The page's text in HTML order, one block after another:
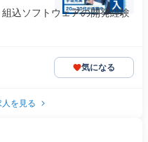
込ソフトウェアの開発経験
気になる
を見る